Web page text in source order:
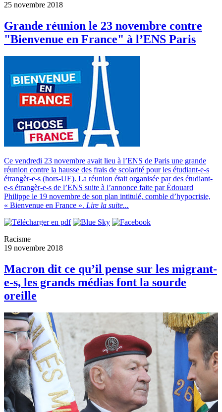
25 novembre 2018
Grande réunion le 23 novembre contre
"Bienvenue en France" à l’ENS Paris
Ce vendredi 23 novembre avait lieu à l’ENS de Paris une grande
réunion contre la hausse des frais de scolarité pour les étudiant-e-s
étrangèr-e-s (hors-UE). La réunion était organisée par des étudiant-
e-s étrangèr-e-s de l’ENS suite à l’annonce faite par Édouard
Philippe le 19 novembre de son plan intitulé, comble d’hypocrisie,
« Bienvenue en France ». Lire la suite...
Racisme
19 novembre 2018
Macron dit ce qu’il pense sur les migrant-
e-s, les grands médias font la sourde
oreille